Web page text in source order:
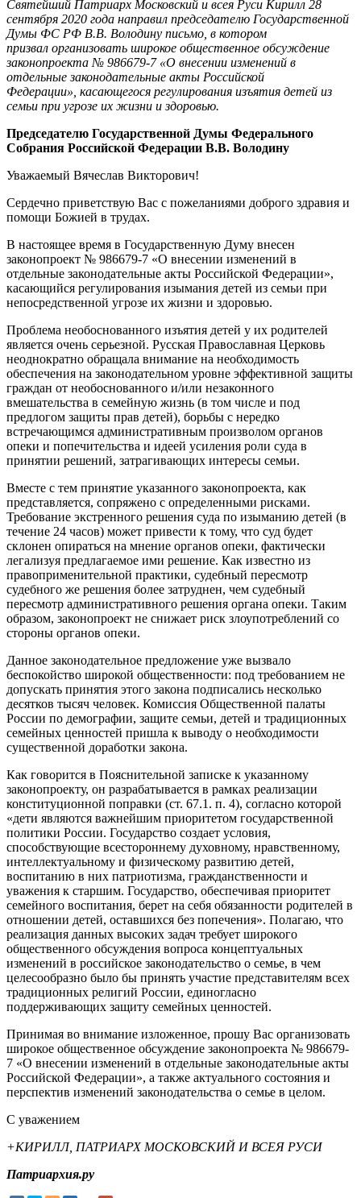
Святейший Патриарх Московский и всея Руси Кирилл 28
сентября 2020 года направил председателю Государственной
Думы ФС РФ В.В. Володину письмо, в котором
призвал организовать широкое общественное обсуждение
законопроекта № 986679-7 «О внесении изменений в
отдельные законодательные акты Российской
Федерации», касающегося регулирования изъятия детей из
семьи при угрозе их жизни и здоровью.
Председателю Государственной Думы Федерального
Собрания Российской Федерации В.В. Володину
Уважаемый Вячеслав Викторович!
Сердечно приветствую Вас с пожеланиями доброго здравия и
помощи Божией в трудах.
В настоящее время в Государственную Думу внесен
законопроект № 986679-7 «О внесении изменений в
отдельные законодательные акты Российской Федерации»,
касающийся регулирования изымания детей из семьи при
непосредственной угрозе их жизни и здоровью.
Проблема необоснованного изъятия детей у их родителей
является очень серьезной. Русская Православная Церковь
неоднократно обращала внимание на необходимость
обеспечения на законодательном уровне эффективной защиты
граждан от необоснованного и/или незаконного
вмешательства в семейную жизнь (в том числе и под
предлогом защиты прав детей), борьбы с нередко
встречающимся административным произволом органов
опеки и попечительства и идеей усиления роли суда в
принятии решений, затрагивающих интересы семьи.
Вместе с тем принятие указанного законопроекта, как
представляется, сопряжено с определенными рисками.
Требование экстренного решения суда по изыманию детей (в
течение 24 часов) может привести к тому, что суд будет
склонен опираться на мнение органов опеки, фактически
легализуя предлагаемое ими решение. Как известно из
правоприменительной практики, судебный пересмотр
судебного же решения более затруднен, чем судебный
пересмотр административного решения органа опеки. Таким
образом, законопроект не снижает риск злоупотреблений со
стороны органов опеки.
Данное законодательное предложение уже вызвало
беспокойство широкой общественности: под требованием не
допускать принятия этого закона подписались несколько
десятков тысяч человек. Комиссия Общественной палаты
России по демографии, защите семьи, детей и традиционных
семейных ценностей пришла к выводу о необходимости
существенной доработки закона.
Как говорится в Пояснительной записке к указанному
законопроекту, он разрабатывается в рамках реализации
конституционной поправки (ст. 67.1. п. 4), согласно которой
«дети являются важнейшим приоритетом государственной
политики России. Государство создает условия,
способствующие всестороннему духовному, нравственному,
интеллектуальному и физическому развитию детей,
воспитанию в них патриотизма, гражданственности и
уважения к старшим. Государство, обеспечивая приоритет
семейного воспитания, берет на себя обязанности родителей в
отношении детей, оставшихся без попечения». Полагаю, что
реализация данных высоких задач требует широкого
общественного обсуждения вопроса концептуальных
изменений в российское законодательство о семье, в чем
целесообразно было бы принять участие представителям всех
традиционных религий России, единогласно
поддерживающих защиту семейных ценностей.
Принимая во внимание изложенное, прошу Вас организовать
широкое общественное обсуждение законопроекта № 986679-
7 «О внесении изменений в отдельные законодательные акты
Российской Федерации», а также актуального состояния и
перспектив изменений законодательства о семье в целом.
С уважением
+КИРИЛЛ, ПАТРИАРХ МОСКОВСКИЙ И ВСЕЯ РУСИ
Патриархия.ру